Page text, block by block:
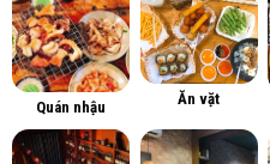
Quán nhậu
Ăn vặt